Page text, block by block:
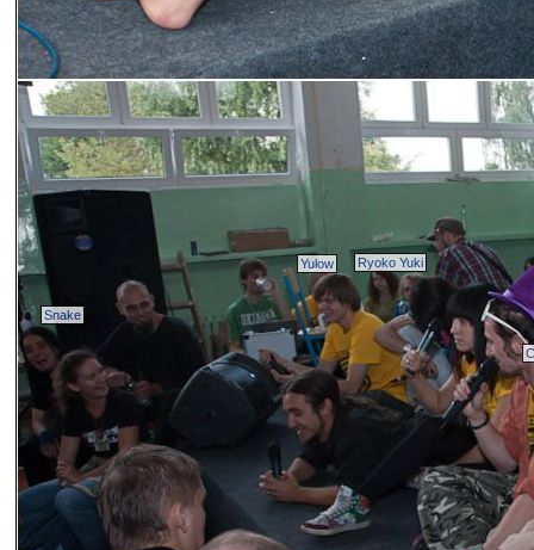
Ryoko Yuki
Snake
Yulow